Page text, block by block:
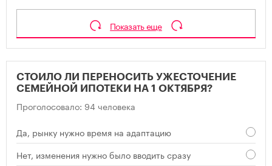
Показать еще
СТОИЛО ЛИ ПЕРЕНОСИТЬ УЖЕСТОЧЕНИЕ
СЕМЕЙНОЙ ИПОТЕКИ НА 1 ОКТЯБРЯ?
Проголосовало: 94 человека
Да, рынку нужно время на адаптацию
Нет, изменения нужно было вводить сразу